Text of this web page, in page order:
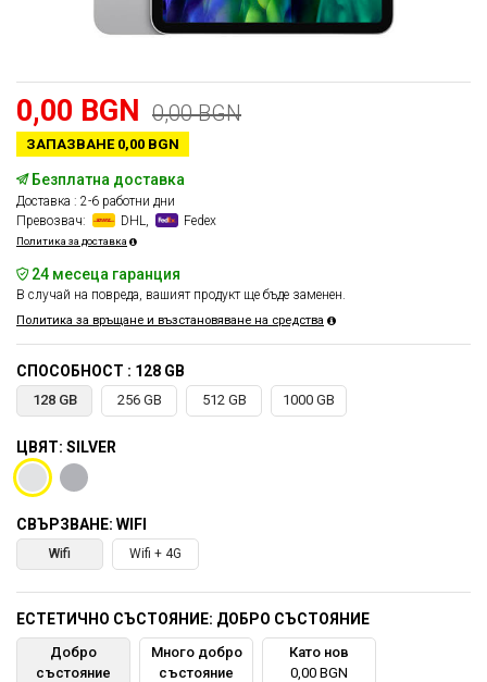
0,00 BGN 0,00 BGN
ЗАПАЗВАНЕ 0,00 BGN
Безплатна доставка
Доставка : 2-6 работни дни
Превозвач:
DHL, Fedex
Политика за доставка
24 месеца гаранция
В случай на повреда, вашият продукт ще бъде заменен.
Политика за връщане и възстановяване на средства
СПОСОБНОСТ : 128 GB
128 GB 256 GB 512 GB 1000 GB
ЦВЯТ: SILVER
СВЪРЗВАНЕ: WIFI
Wifi Wifi + 4G
ЕСТЕТИЧНО СЪСТОЯНИЕ: ДОБРО СЪСТОЯНИЕ
Добро
състояние
Много добро
състояние
Като нов
0,00 BGN